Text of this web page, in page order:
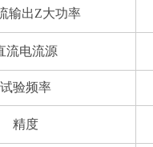
输出Z大功率
流电流源
试验频率
精度